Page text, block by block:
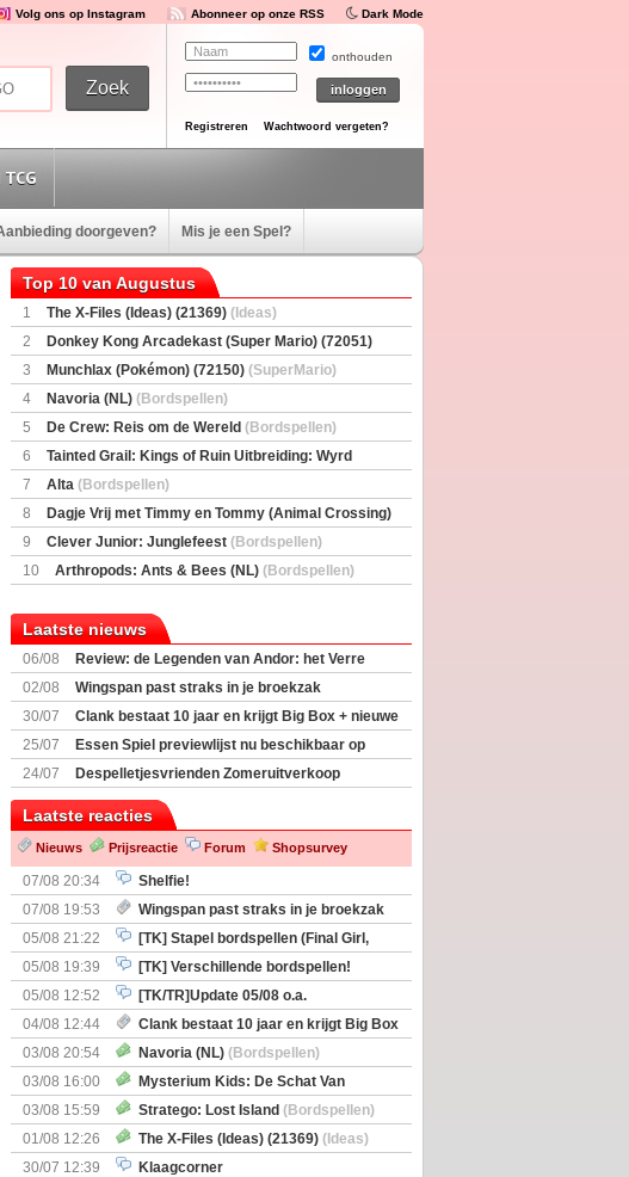
Volg ons op Instagram Abonneer op onze RSS Dark Mode
onthouden
Registreren Wachtwoord vergeten?
doorgeven? Mis je een Spel?
Top 10 van Augustus
1 The X-Files (Ideas) (21369) (Ideas)
2
Donkey Kong Arcadekast (Super Mario) (72051)
(SuperMario)
3 Munchlax (Pokémon) (72150) (SuperMario)
4
Navoria (NL) (Bordspellen)
5
De Crew: Reis om de Wereld (Bordspellen)
6
Tainted Grail: Kings of Ruin Uitbreiding: Wyrd
Encounters(Bordspellen)
7 Alta (Bordspellen)
8
Dagje Vrij met Timmy en Tommy (Animal Crossing)
(77059)(Ideas)
9 Clever Junior: Junglefeest (Bordspellen)
10
Arthropods: Ants & Bees (NL) (Bordspellen)
Laatste nieuws
06/08
Review: de Legenden van Andor: het Verre
Land
02/08
Wingspan past straks in je broekzak
30/07
Clank bestaat 10 jaar en krijgt Big Box + nieuwe
uitbreiding
25/07
Essen Spiel previewlijst nu beschikbaar op
Boardgamegeek
24/07
Despelletjesvrienden Zomeruitverkoop
Laatste reacties
Nieuws Prijsreactie Forum Shopsurvey
07/08 20:34
Shelfie!
07/08 19:53
Wingspan past straks in je broekzak
05/08 21:22
[TK] Stapel bordspellen (Final Girl,
Nemesis Retaliation, Zombicide Invader)
05/08 19:39
[TK] Verschillende bordspellen!
05/08 12:52
[TK/TR]Update 05/08 o.a.
Prijsverlagingen, Imperium Horizons, 20 Strong
04/08 12:44
Clank bestaat 10 jaar en krijgt Big Box
+ nieuwe uitbreiding
03/08 20:54 Navoria (NL) (Bordspellen)
03/08 16:00
Mysterium Kids: De Schat Van
Kapitein Boe
(Bordspellen)
03/08 15:59 Stratego: Lost Island (Bordspellen)
01/08 12:26
The X-Files (Ideas) (21369) (Ideas)
30/07 12:39
Klaagcorner